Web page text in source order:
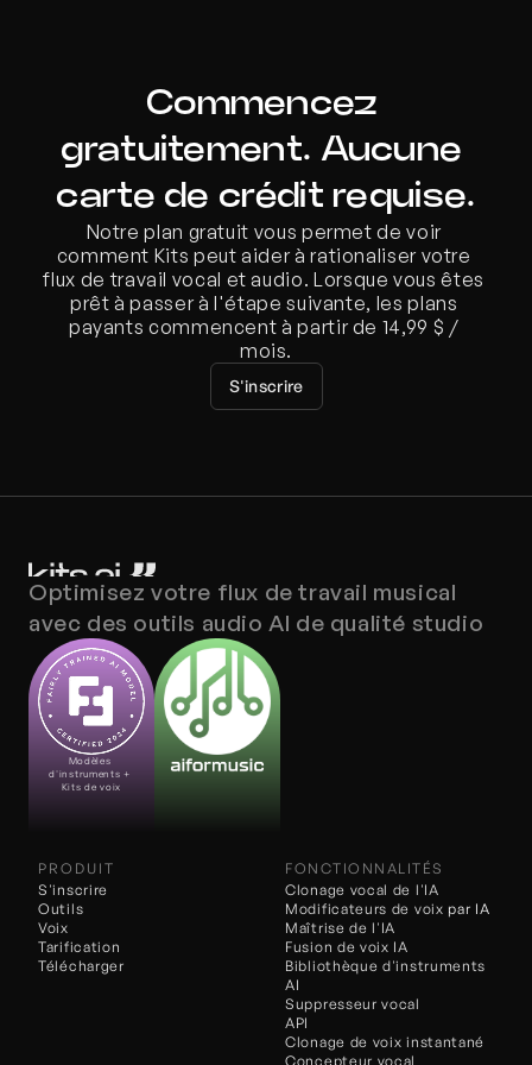
Commencez
gratuitement. Aucune
carte de crédit requise.
Notre plan gratuit vous permet de voir
comment Kits peut aider à rationaliser votre
flux de travail vocal et audio. Lorsque vous êtes
prêt à passer à l'étape suivante, les plans
payants commencent à partir de 14,99 $ /
mois.
S'inscrire
Optimisez votre flux de travail musical
avec des outils audio AI de qualité studio
Modèles
d'instruments +
Kits de voix
PRODUIT
S'inscrire
Outils
Voix
Tarification
Télécharger
FONCTIONNALITÉS
Clonage vocal de l'IA
Fusion de voix IA
Modificateurs de voix par IA
Maîtrise de l'IA
Bibliothèque d'instruments
AI
Suppresseur vocal
API
Clonage de voix instantané
Concepteur vocal